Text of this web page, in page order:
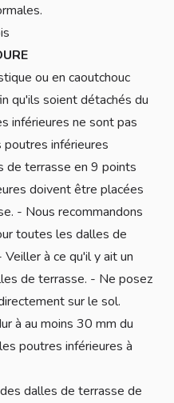
ou en caoutchouc
qu'ils soient détachés du
inférieures ne sont pas
inférieures
de terrasse en 9 points
doivent être placées
- Nous recommandons
toutes les dalles de
à ce qu'il y ait un
de terrasse. - Ne posez
sur le sol.
à au moins 30 mm du
poutres inférieures à
dalles de terrasse de